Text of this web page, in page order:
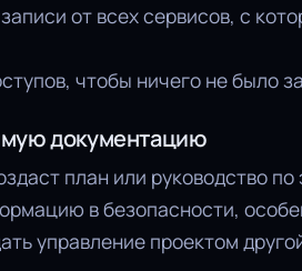
от всех сервисов, с
чтобы ничего не было
документацию
план или руководство
в безопасности,
управление проектом